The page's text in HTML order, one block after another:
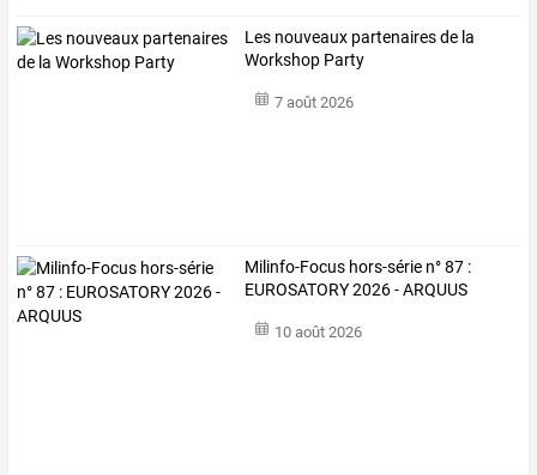
Les nouveaux partenaires de la
Workshop Party
7 août 2026
Milinfo-Focus hors-série n° 87 :
EUROSATORY 2026 - ARQUUS ​
10 août 2026